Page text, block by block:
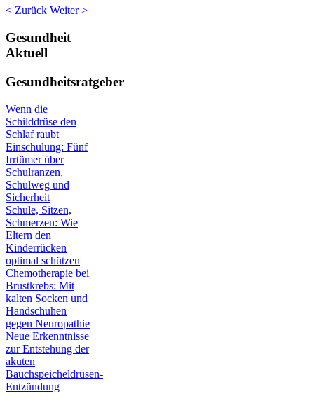
< Zurück Weiter >
Gesundheit
Aktuell
Gesundheitsratgeber
Wenn die
Schilddrüse den
Schlaf raubt
Einschulung: Fünf
Irrtümer über
Schulranzen,
Schulweg und
Sicherheit
Schule, Sitzen,
Schmerzen: Wie
Eltern den
Kinderrücken
optimal schützen
Chemotherapie bei
Brustkrebs: Mit
kalten Socken und
Handschuhen
gegen Neuropathie
Neue Erkenntnisse
zur Entstehung der
akuten
Bauchspeicheldrüsen-
Entzündung